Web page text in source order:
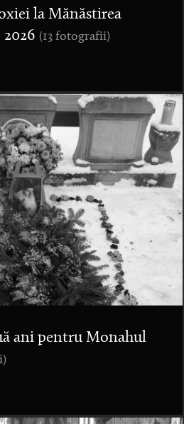
la Mănăstirea
(13 fotografii)
ani pentru Monahul